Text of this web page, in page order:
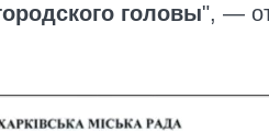
головы", —